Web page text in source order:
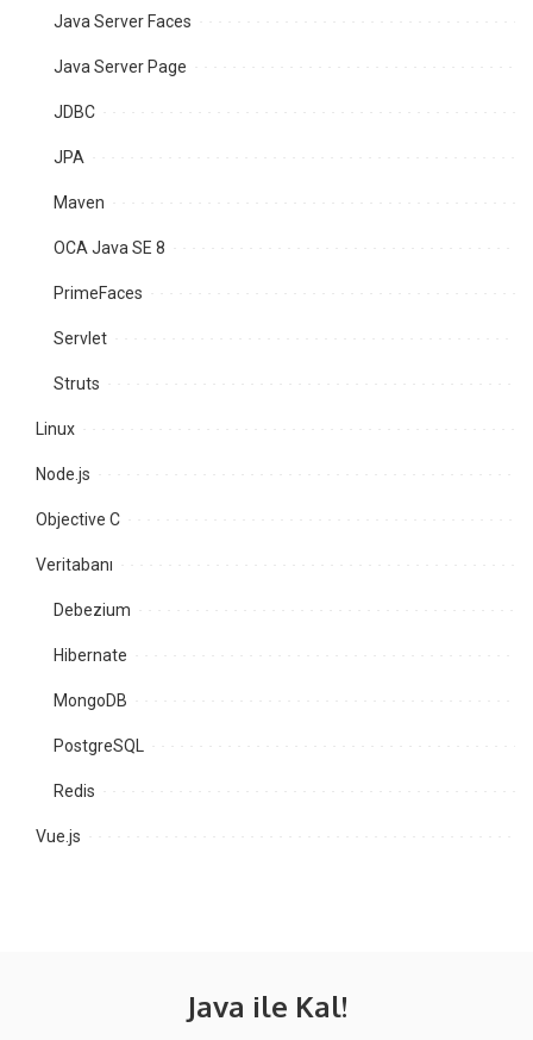
Java Server Faces
Java Server Page
JDBC
JPA
Maven
OCA Java SE 8
PrimeFaces
Servlet
Struts
Linux
Node.js
Objective C
Veritabanı
Debezium
Hibernate
MongoDB
PostgreSQL
Redis
Vue.js
Java ile Kal!